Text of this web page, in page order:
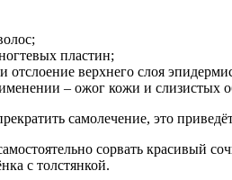
пластин;
отслоение верхнего слоя
– ожог кожи и слизистых
самолечение, это
сорвать красивый
с толстянкой.